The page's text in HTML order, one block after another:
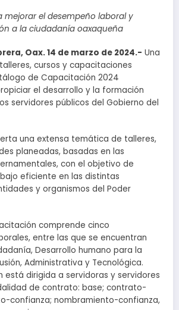
mejorar el desempeño laboral y
a la ciudadanía oaxaqueña
Oax. 14 de marzo de 2024.- Una
cursos y capacitaciones
de Capacitación 2024
el desarrollo y la formación
servidores públicos del Gobierno del
una extensa temática de talleres,
planeadas, basadas en las
con el objetivo de
eficiente en las distintas
y organismos del Poder
comprende cinco
entre las que se encuentran
Desarrollo humano para la
Administrativa y Tecnológica.
está dirigida a servidoras y servidores
de contrato: base; contrato-
confianza; nombramiento-confianza,